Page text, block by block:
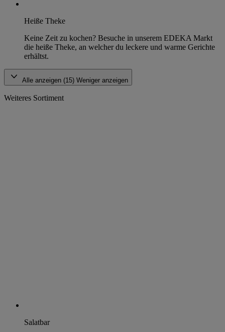
Heiße Theke
Keine Zeit zu kochen? Besuche in unserem EDEKA Markt
die heiße Theke, an welcher du leckere und warme Gerichte
erhältst.
Alle anzeigen (15) Weniger anzeigen
Weiteres Sortiment
Salatbar